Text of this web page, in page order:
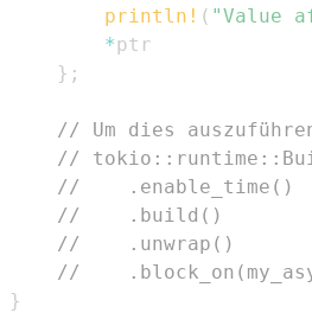
println! ( "Value
*
} ;
// Um dies
//
//    .enable_time()
//    .build()
//    .unwrap()
//
}